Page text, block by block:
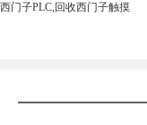
门子PLC,回收西门子触摸